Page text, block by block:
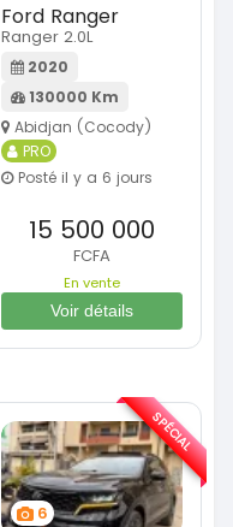
Ford Ranger
Ranger 2.0L
2020
130000 Km
Abidjan (Cocody)
PRO
Posté il y a 6 jours
15 500 000
FCFA
En vente
Voir détails
6
SPÉCIAL